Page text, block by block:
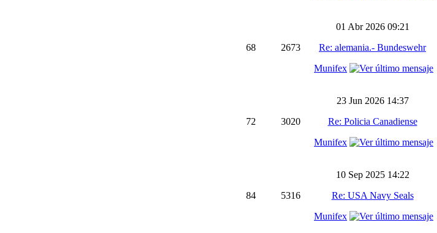
68 2673
01 Abr 2026 09:21
Re: alemania.- Bundeswehr
Munifex
72 3020
23 Jun 2026 14:37
Re: Policia Canadiense
Munifex
84 5316
10 Sep 2025 14:22
Re: USA Navy Seals
Munifex